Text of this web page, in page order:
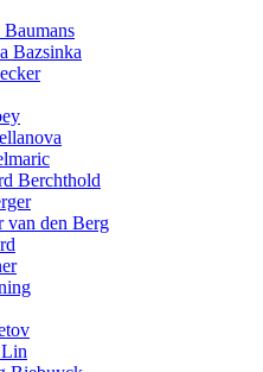
Bazsinka
Berchthold
van den Berg